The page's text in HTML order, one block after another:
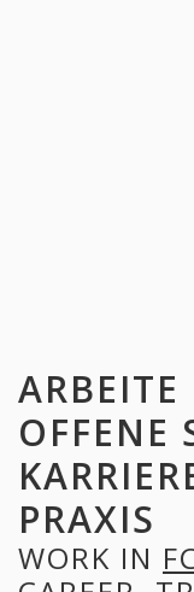
ARBEITE
OFFENE
PRAXIS
WORK IN